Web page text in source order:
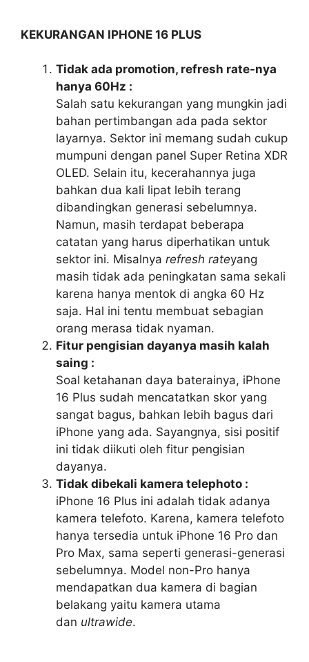
KEKURANGAN IPHONE 16 PLUS
Tidak ada promotion, refresh rate-nya
hanya 60Hz :
Salah satu kekurangan yang mungkin jadi
bahan pertimbangan ada pada sektor
layarnya. Sektor ini memang sudah cukup
mumpuni dengan panel Super Retina XDR
OLED. Selain itu, kecerahannya juga
bahkan dua kali lipat lebih terang
dibandingkan generasi sebelumnya.
Namun, masih terdapat beberapa
catatan yang harus diperhatikan untuk
sektor ini. Misalnya refresh rateyang
masih tidak ada peningkatan sama sekali
karena hanya mentok di angka 60 Hz
saja. Hal ini tentu membuat sebagian
orang merasa tidak nyaman.
Fitur pengisian dayanya masih kalah
saing :
Soal ketahanan daya baterainya, iPhone
16 Plus sudah mencatatkan skor yang
sangat bagus, bahkan lebih bagus dari
iPhone yang ada. Sayangnya, sisi positif
ini tidak diikuti oleh fitur pengisian
dayanya.
Tidak dibekali kamera telephoto :
iPhone 16 Plus ini adalah tidak adanya
kamera telefoto. Karena, kamera telefoto
hanya tersedia untuk iPhone 16 Pro dan
Pro Max, sama seperti generasi-generasi
sebelumnya. Model non-Pro hanya
mendapatkan dua kamera di bagian
belakang yaitu kamera utama
dan ultrawide.